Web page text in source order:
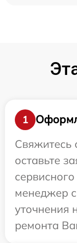
1
Свяжитесь
оставьте
менеджер
уточнения
ремонта